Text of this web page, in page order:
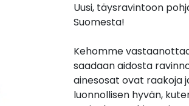
Uusi, täysravintoon
Suomesta!
Kehomme
saadaan aidosta
ainesosat ovat raakoja
luonnollisen hyvän,